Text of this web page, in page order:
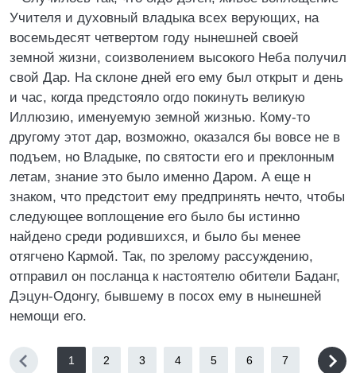
Учителя и духовный владыка всех верующих, на
восемьдесят четвертом году нынешней своей
земной жизни, соизволением высокого Неба получил
свой Дар. На склоне дней его ему был открыт и день
и час, когда предстояло огдо покинуть великую
Иллюзию, именуемую земной жизнью. Кому-то
другому этот дар, возможно, оказался бы вовсе не в
подъем, но Владыке, по святости его и преклонным
летам, знание это было именно Даром. А еще н
знаком, что предстоит ему предпринять нечто, чтобы
следующее воплощение его было бы истинно
найдено среди родившихся, и было бы менее
отягчено Кармой. Так, по зрелому рассуждению,
отправил он посланца к настоятелю обители Баданг,
Дэцун-Одонгу, бывшему в посох ему в нынешней
немощи его.
1 2 3 4 5 6 7